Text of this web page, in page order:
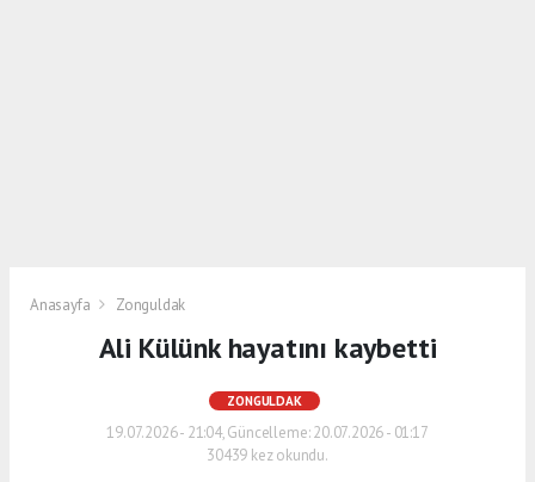
Anasayfa Zonguldak
Ali Külünk hayatını kaybetti
ZONGULDAK
19.07.2026 - 21:04, Güncelleme: 20.07.2026 - 01:17
30439 kez okundu.